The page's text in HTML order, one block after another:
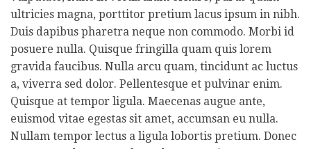
ultricies magna, porttitor pretium lacus ipsum in nibh.
Duis dapibus pharetra neque non commodo. Morbi id
posuere nulla. Quisque fringilla quam quis lorem
gravida faucibus. Nulla arcu quam, tincidunt ac luctus
a, viverra sed dolor. Pellentesque et pulvinar enim.
Quisque at tempor ligula. Maecenas augue ante,
euismod vitae egestas sit amet, accumsan eu nulla.
Nullam tempor lectus a ligula lobortis pretium. Donec